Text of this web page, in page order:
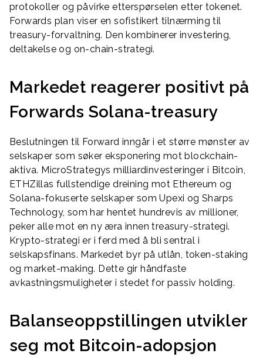
protokoller og påvirke etterspørselen etter tokenet.
Forwards plan viser en sofistikert tilnærming til
treasury-forvaltning. Den kombinerer investering,
deltakelse og on-chain-strategi.
Markedet reagerer positivt på
Forwards Solana-treasury
Beslutningen til Forward inngår i et større mønster av
selskaper som søker eksponering mot blockchain-
aktiva. MicroStrategys milliardinvesteringer i Bitcoin,
ETHZillas fullstendige dreining mot Ethereum og
Solana-fokuserte selskaper som Upexi og Sharps
Technology, som har hentet hundrevis av millioner,
peker alle mot en ny æra innen treasury-strategi.
Krypto-strategi er i ferd med å bli sentral i
selskapsfinans. Markedet byr på utlån, token-staking
og market-making. Dette gir håndfaste
avkastningsmuligheter i stedet for passiv holding.
Balanseoppstillingen utvikler
seg mot Bitcoin-adopsjon